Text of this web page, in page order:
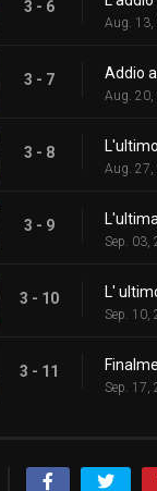
3 - 6
Aug. 13,
3 - 7 Addio
Aug. 20,
3 - 8
Aug. 27,
3 - 9
Sep. 03,
3 - 10 L'
Sep. 10,
3 - 11
Sep. 17,